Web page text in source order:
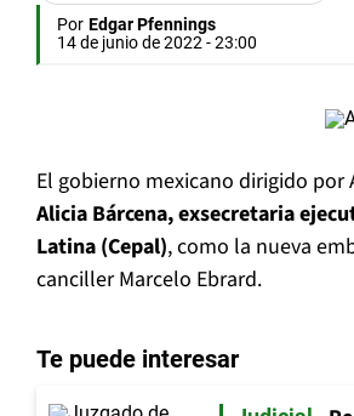
Por Edgar Pfennings
14 de junio de 2022 - 23:00
El gobierno mexicano dirigido por
Alicia Bárcena, exsecretaria
Latina (Cepal), como la nueva
canciller Marcelo Ebrard.
Te puede interesar